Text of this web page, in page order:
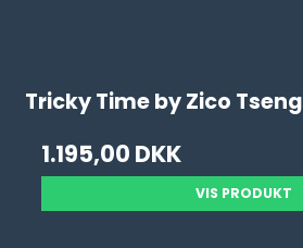
Tricky Time by Zico Tseng
1.195,00 DKK
VIS PRODUKT